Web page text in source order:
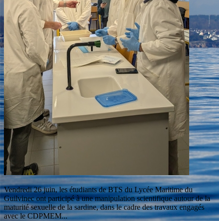
Vendredi 26 juin, les étudiants de BTS du Lycée Maritime du
Guilvinec ont participé à une manipulation scientifique autour de la
maturité sexuelle de la sardine, dans le cadre des travaux engagés
avec le CDPMEM...